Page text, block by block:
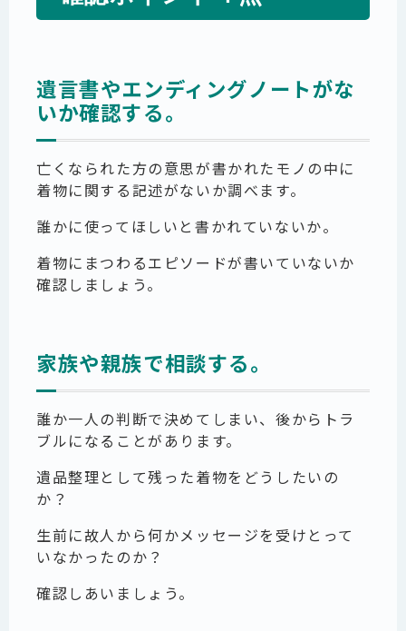
遺言書やエンディングノートがな
いか確認する。
亡くなられた方の意思が書かれたモノの中に
着物に関する記述がないか調べます。
誰かに使ってほしいと書かれていないか。
着物にまつわるエピソードが書いていないか
確認しましょう。
家族や親族で相談する。
誰か一人の判断で決めてしまい、後からトラ
ブルになることがあります。
遺品整理として残った着物をどうしたいの
か？
生前に故人から何かメッセージを受けとって
いなかったのか？
確認しあいましょう。